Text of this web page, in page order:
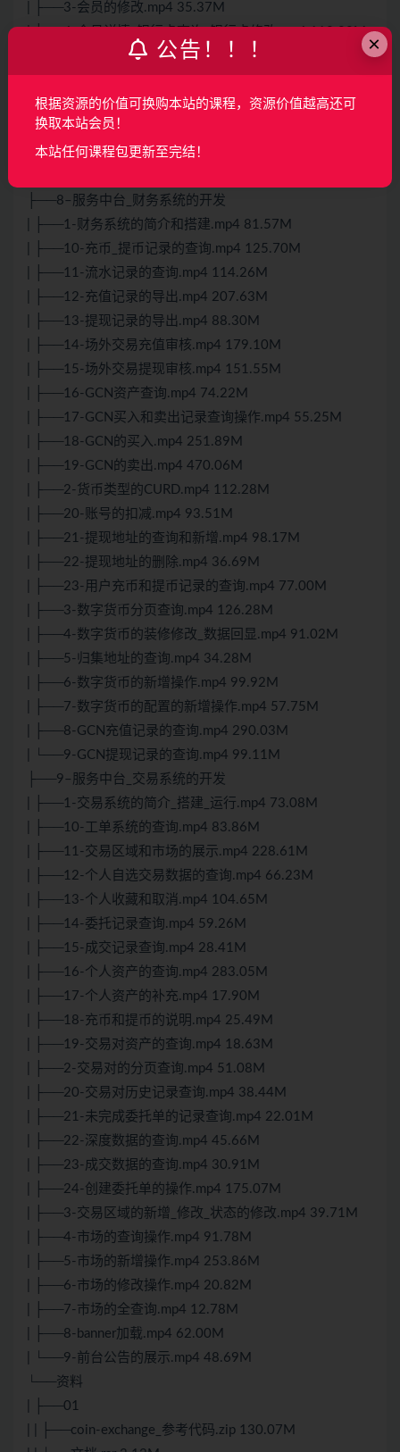
| ├──3-会员的修改.mp4 35.37M
| ├──4-会员详情_银行卡查询_银行卡修改.mp4 112.82M
| ├──5-会员钱包地址_提币地址_用户邀请列表.mp4
| ├──6-用户的审核信息查询.mp4 146.48M
| ├──7-用户的审核.mp4 115.55M
| ├──8-极验_账号准备.mp4 61.88M
├──8–服务中台_财务系统的开发
| ├──1-财务系统的简介和搭建.mp4 81.57M
| ├──10-充币_提币记录的查询.mp4 125.70M
| ├──11-流水记录的查询.mp4 114.26M
| ├──12-充值记录的导出.mp4 207.63M
| ├──13-提现记录的导出.mp4 88.30M
| ├──14-场外交易充值审核.mp4 179.10M
| ├──15-场外交易提现审核.mp4 151.55M
| ├──16-GCN资产查询.mp4 74.22M
| ├──17-GCN买入和卖出记录查询操作.mp4 55.25M
| ├──18-GCN的买入.mp4 251.89M
| ├──19-GCN的卖出.mp4 470.06M
| ├──2-货币类型的CURD.mp4 112.28M
| ├──20-账号的扣减.mp4 93.51M
| ├──21-提现地址的查询和新增.mp4 98.17M
| ├──22-提现地址的删除.mp4 36.69M
| ├──23-用户充币和提币记录的查询.mp4 77.00M
| ├──3-数字货币分页查询.mp4 126.28M
| ├──4-数字货币的装修修改_数据回显.mp4 91.02M
| ├──5-归集地址的查询.mp4 34.28M
| ├──6-数字货币的新增操作.mp4 99.92M
| ├──7-数字货币的配置的新增操作.mp4 57.75M
| ├──8-GCN充值记录的查询.mp4 290.03M
| └──9-GCN提现记录的查询.mp4 99.11M
├──9–服务中台_交易系统的开发
| ├──1-交易系统的简介_搭建_运行.mp4 73.08M
| ├──10-工单系统的查询.mp4 83.86M
| ├──11-交易区域和市场的展示.mp4 228.61M
| ├──12-个人自选交易数据的查询.mp4 66.23M
| ├──13-个人收藏和取消.mp4 104.65M
| ├──14-委托记录查询.mp4 59.26M
| ├──15-成交记录查询.mp4 28.41M
| ├──16-个人资产的查询.mp4 283.05M
| ├──17-个人资产的补充.mp4 17.90M
| ├──18-充币和提币的说明.mp4 25.49M
| ├──19-交易对资产的查询.mp4 18.63M
| ├──2-交易对的分页查询.mp4 51.08M
| ├──20-交易对历史记录查询.mp4 38.44M
| ├──21-未完成委托单的记录查询.mp4 22.01M
| ├──22-深度数据的查询.mp4 45.66M
| ├──23-成交数据的查询.mp4 30.91M
| ├──24-创建委托单的操作.mp4 175.07M
| ├──3-交易区域的新增_修改_状态的修改.mp4 39.71M
| ├──4-市场的查询操作.mp4 91.78M
| ├──5-市场的新增操作.mp4 253.86M
| ├──6-市场的修改操作.mp4 20.82M
| ├──7-市场的全查询.mp4 12.78M
| ├──8-banner加载.mp4 62.00M
| └──9-前台公告的展示.mp4 48.69M
└──资料
| ├──01
| | ├──coin-exchange_参考代码.zip 130.07M
×
公告！！！
根据资源的价值可换购本站的课程，资源价值越高还可
换取本站会员！
本站任何课程包更新至完结！